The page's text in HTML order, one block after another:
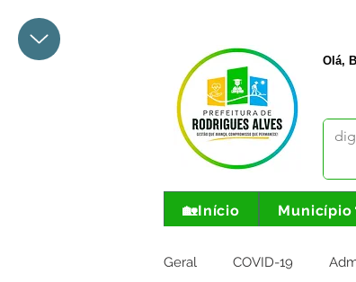
Olá,
🏡Início
Geral COVID-19